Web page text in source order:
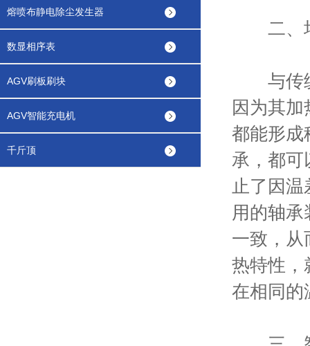
熔喷布静电除尘发生器
数显相序表
AGV刷板刷块
AGV智能充电机
千斤顶
二、均
与传统
因为其
都能形成
承，都可
止了因温
用的轴
一致，从
热特性，
在相同的